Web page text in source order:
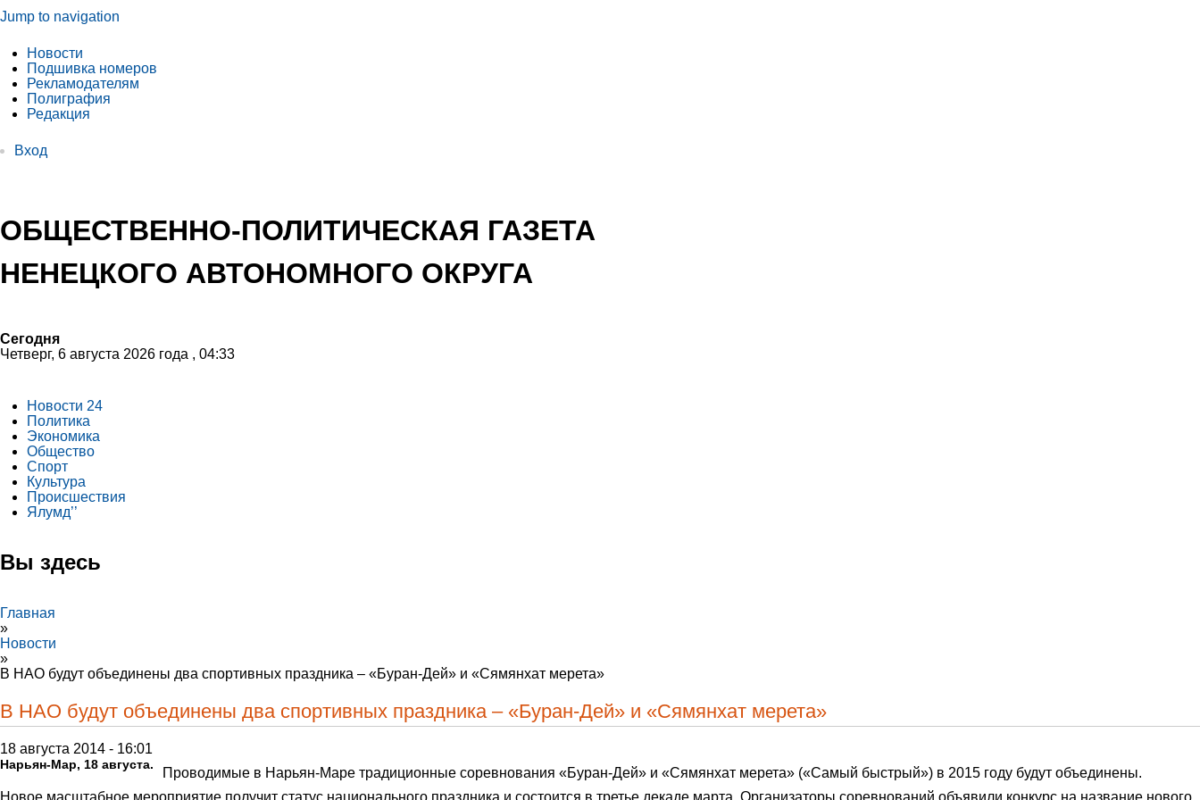
Jump to navigation
Новости
Подшивка номеров
Рекламодателям
Полиграфия
Редакция
Вход
ОБЩЕСТВЕННО-ПОЛИТИЧЕСКАЯ ГАЗЕТА
НЕНЕЦКОГО АВТОНОМНОГО ОКРУГА
Сегодня
Четверг, 6 августа 2026 года , 04:33
Новости 24
Политика
Экономика
Общество
Спорт
Культура
Происшествия
Ялумд’’
Вы здесь
Главная
»
Новости
»
В НАО будут объединены два спортивных праздника – «Буран-Дей» и «Сямянхат мерета»
В НАО будут объединены два спортивных праздника – «Буран-Дей» и «Сямянхат мерета»
18 августа 2014 - 16:01
Нарьян-Мар, 18 августа.
Проводимые в Нарьян-Маре традиционные соревнования «Буран-Дей» и «Сямянхат мерета» («Самый быстрый») в 2015 году будут объединены.
Новое масштабное мероприятие получит статус национального праздника и состоится в третье декаде марта. Организаторы соревнований объявили конкурс на название нового